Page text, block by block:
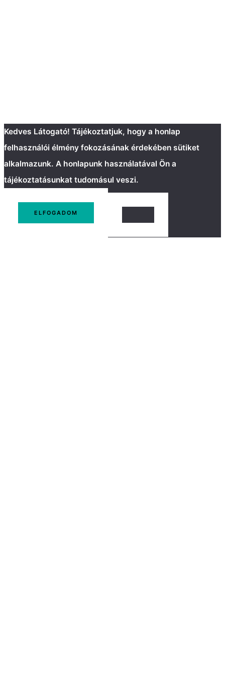
Kedves Látogató! Tájékoztatjuk, hogy a honlap
felhasználói élmény fokozásának érdekében sütiket
alkalmazunk. A honlapunk használatával Ön a
tájékoztatásunkat tudomásul veszi.
ELFOGADOM